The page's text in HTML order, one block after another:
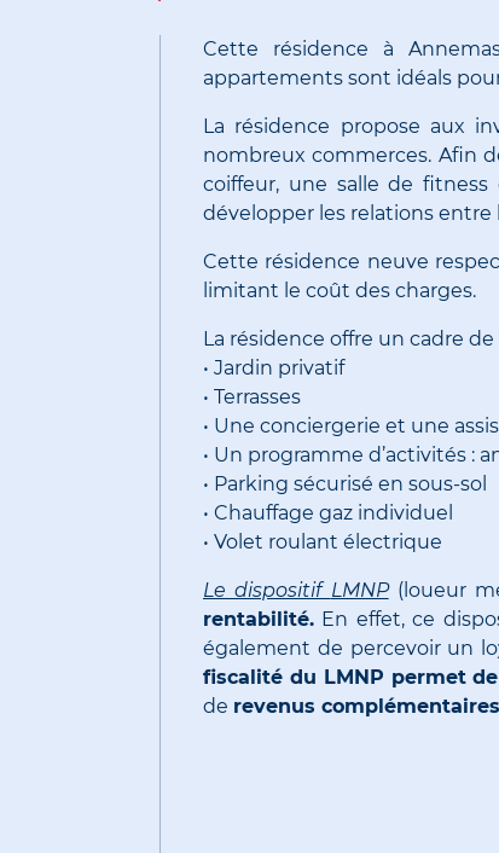
Cette résidence à
appartements sont idéals
La résidence propose aux
nombreux commerces. Afin
coiffeur, une salle de fitness
développer les relations entre
Cette résidence neuve
limitant le coût des charges.
La résidence offre un cadre
• Jardin privatif
• Terrasses
• Une conciergerie et une
• Un programme d’activités :
• Parking sécurisé en sous-sol
• Chauffage gaz individuel
• Volet roulant électrique
Le dispositif LMNP (loueur
rentabilité. En effet, ce
également de percevoir un
fiscalité du LMNP permet
de revenus